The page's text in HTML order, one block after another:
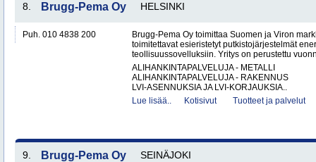
8. Brugg-Pema Oy HELSINKI
Puh. 010 4838 200
Brugg-Pema Oy toimittaa Suomen ja Viron
toimitettavat esieristetyt putkistojärjestelmät
teollisuussovelluksiin. Yritys on perustettu
ALIHANKINTAPALVELUJA - METALLI
ALIHANKINTAPALVELUJA - RAKENNUS
LVI-ASENNUKSIA JA LVI-KORJAUKSIA..
Lue lisää..
Kotisivut Tuotteet ja palvelut
9. Brugg-Pema Oy SEINÄJOKI